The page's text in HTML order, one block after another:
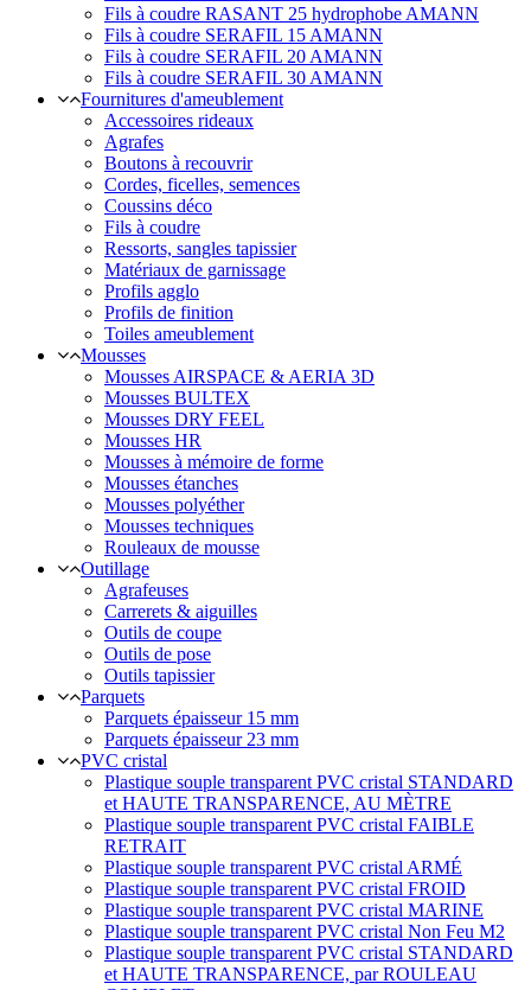
Fils à coudre RASANT 25 hydrophobe AMANN
Fils à coudre SERAFIL 15 AMANN
Fils à coudre SERAFIL 20 AMANN
Fils à coudre SERAFIL 30 AMANN
Fournitures d'ameublement
Accessoires rideaux
Agrafes
Boutons à recouvrir
Cordes, ficelles, semences
Coussins déco
Fils à coudre
Ressorts, sangles tapissier
Matériaux de garnissage
Profils agglo
Profils de finition
Toiles ameublement
Mousses
Mousses AIRSPACE & AERIA 3D
Mousses BULTEX
Mousses DRY FEEL
Mousses HR
Mousses à mémoire de forme
Mousses étanches
Mousses polyéther
Mousses techniques
Rouleaux de mousse
Outillage
Agrafeuses
Carrerets & aiguilles
Outils de coupe
Outils de pose
Outils tapissier
Parquets
Parquets épaisseur 15 mm
Parquets épaisseur 23 mm
PVC cristal
Plastique souple transparent PVC cristal STANDARD
et HAUTE TRANSPARENCE, AU MÈTRE
Plastique souple transparent PVC cristal FAIBLE
RETRAIT
Plastique souple transparent PVC cristal ARMÉ
Plastique souple transparent PVC cristal FROID
Plastique souple transparent PVC cristal MARINE
Plastique souple transparent PVC cristal Non Feu M2
Plastique souple transparent PVC cristal STANDARD
et HAUTE TRANSPARENCE, par ROULEAU